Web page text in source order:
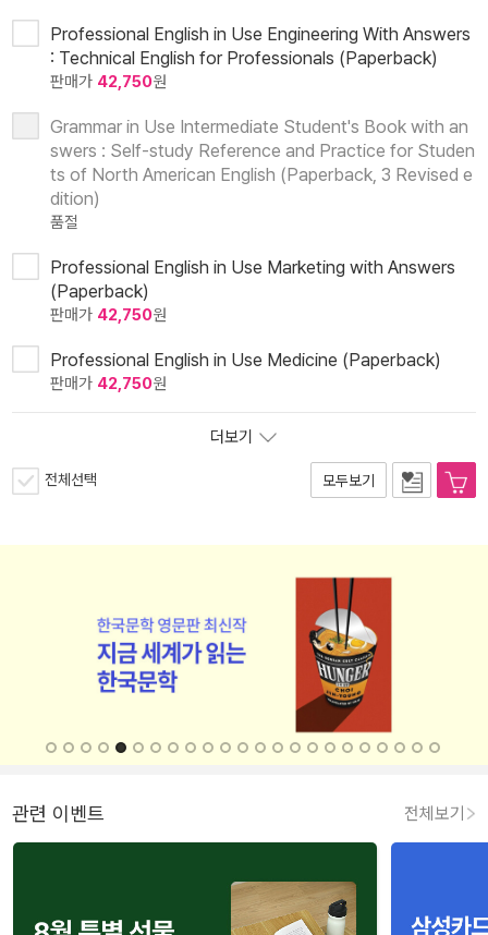
Professional English in Use Engineering With Answers
: Technical English for Professionals (Paperback)
판매가 42,750원
Grammar in Use Intermediate Student's Book with an
swers : Self-study Reference and Practice for Studen
ts of North American English (Paperback, 3 Revised e
dition)
품절
Professional English in Use Marketing with Answers
(Paperback)
판매가 42,750원
Professional English in Use Medicine (Paperback)
판매가 42,750원
더보기
전체선택 모두보기
관련 이벤트 전체보기